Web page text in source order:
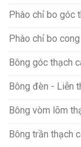
Phào chỉ bo góc
Phào chỉ bo
Bông góc thạch
Bông đèn - Liễn
Bông vòm lõm
Bông trần thạch